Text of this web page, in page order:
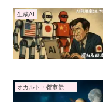
生成AI
オカルト・都市伝説・予言